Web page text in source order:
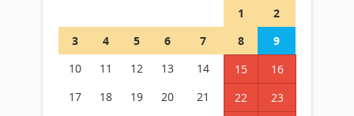
1
2
3
4 5 6 7 8
9
10
11 12 13 14 15
16
17
18 19 20 21 22
23